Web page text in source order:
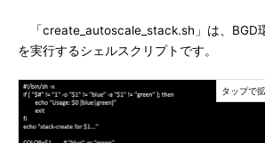
「create_autoscale_stack.sh」は、BGD
を実行するシェルスクリプトです。